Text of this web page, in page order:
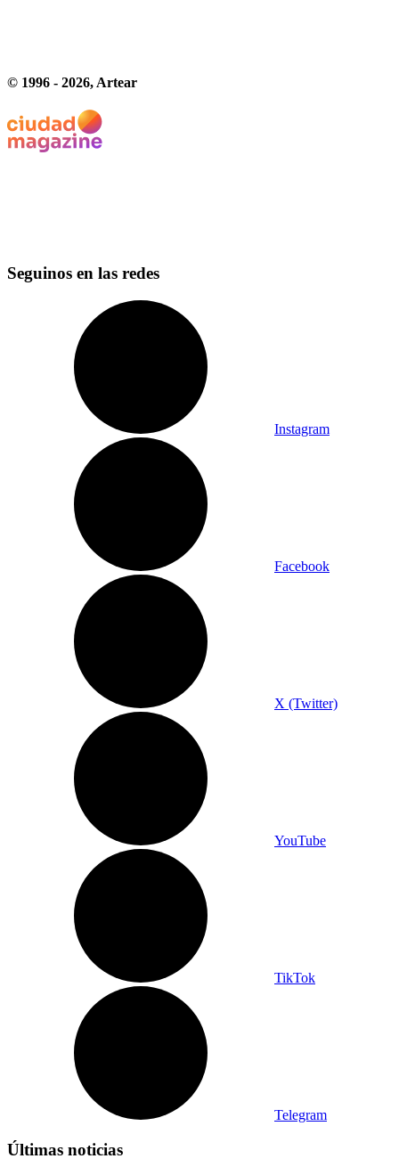
© 1996 - 2026, Artear
Seguinos en las redes
Instagram
Facebook
X (Twitter)
YouTube
TikTok
Telegram
Últimas noticias